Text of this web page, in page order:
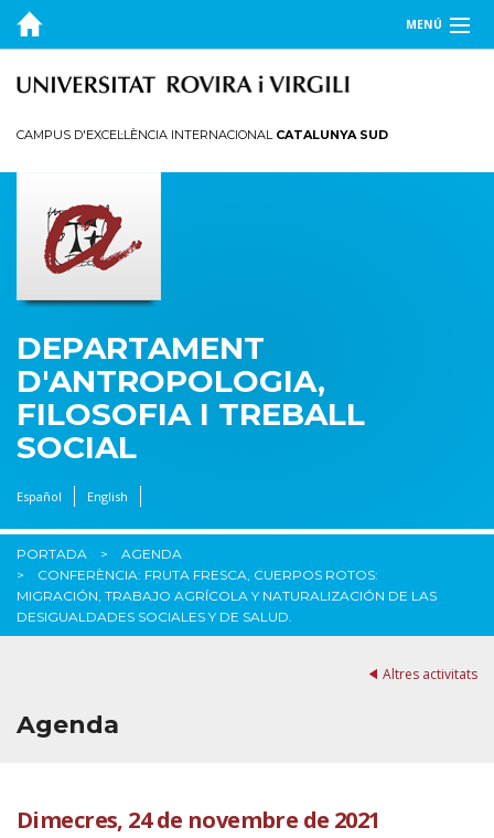
MENÚ
EL DEPARTAMENT
RECERCA
PUBLICACIONS
TRANSFERÈNCIA
CAMPUS D'EXCEL·LÈNCIA INTERNACIONAL CATALUNYA SUD
DEPARTAMENT
D'ANTROPOLOGIA,
FILOSOFIA I TREBALL
SOCIAL
Español English
PORTADA
AGENDA
CONFERÈNCIA: FRUTA FRESCA, CUERPOS ROTOS:
MIGRACIÓN, TRABAJO AGRÍCOLA Y NATURALIZACIÓN DE LAS
DESIGUALDADES SOCIALES Y DE SALUD.
Altres activitats
Agenda
Dimecres, 24 de novembre de 2021